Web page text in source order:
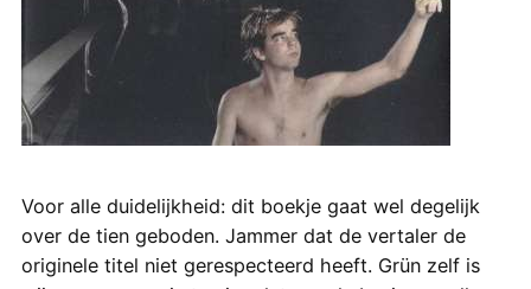
Voor alle duidelijkheid: dit boekje gaat wel degelijk
over de tien geboden. Jammer dat de vertaler de
originele titel niet gerespecteerd heeft. Grün zelf is